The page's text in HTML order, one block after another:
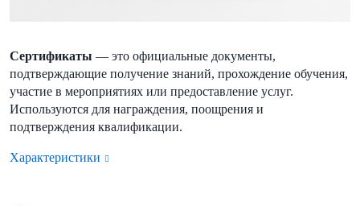
Сертификаты — это официальные документы,
подтверждающие получение знаний, прохождение обучения,
участие в мероприятиях или предоставление услуг.
Используются для награждения, поощрения и
подтверждения квалификации.
Характеристики